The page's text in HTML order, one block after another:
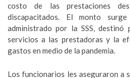
costo de las prestaciones
discapacitados. El monto
administrado por la SSS,
servicios a las prestadoras y la
gastos en medio de la pandemia.
Los funcionarios les aseguraron a